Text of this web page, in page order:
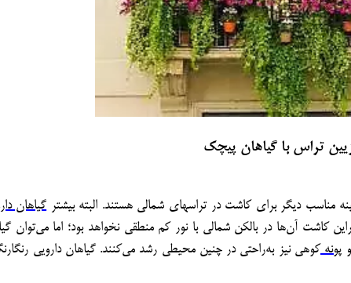
تراس­ با گیاهان پیچک
مناسب دیگر برای کاشت در تراس­های شمالی هستند. البته بیشترگیاهان
کاشت آن‌ها در بالکن شمالی با نور کم منطقی نخواهد بود؛ اما می‌توان
پونه­کوهی نیز به‌راحتی در چنین محیطی رشد می‌کنند. گیاهان دارویی